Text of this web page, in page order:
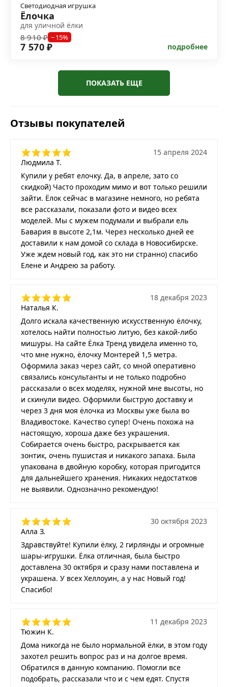
Светодиодная игрушка
Ёлочка
для уличной ёлки
8 910 ₽ −15%
7 570 ₽ подробнее
ПОКАЗАТЬ ЕЩЕ
Отзывы покупателей
Людмила Т.
15 апреля 2024
Купили у ребят елочку. Да, в апреле, зато со
скидкой) Часто проходим мимо и вот только решили
зайти. Ёлок сейчас в магазине немного, но ребята
все рассказали, показали фото и видео всех
моделей. Мы с мужем подумали и выбрали ель
Бавария в высоте 2,1м. Через несколько дней ее
доставили к нам домой со склада в Новосибирске.
Уже ждем новый год, как это ни странно) спасибо
Елене и Андрею за работу.
Наталья К.
18 декабря 2023
Долго искала качественную искусственную ёлочку,
хотелось найти полностью литую, без какой-либо
мишуры. На сайте Ёлка Тренд увидела именно то,
что мне нужно, ёлочку Монтерей 1,5 метра.
Оформила заказ через сайт, со мной оперативно
связались консультанты и не только подробно
рассказали о всех моделях, нужной мне высоты, но
и скинули видео. Оформили быструю доставку и
через 3 дня моя ёлочка из Москвы уже была во
Владивостоке. Качество супер! Очень похожа на
настоящую, хороша даже без украшения.
Собирается очень быстро, раскрывается как
зонтик, очень пушистая и никакого запаха. Была
упакована в двойную коробку, которая пригодится
для дальнейшего хранения. Никаких недостатков
не выявили. Однозначно рекомендую!
Алла З.
30 октября 2023
Здравствуйте! Купили ёлку, 2 гирлянды и огромные
шары-игрушки. Ёлка отличная, была быстро
доставлена 30 октября и сразу нами поставлена и
украшена. У всех Хеллоуин, а у нас Новый год!
Спасибо!
Тюжин К.
11 декабря 2023
Дома никогда не было нормальной ёлки, в этом году
захотел решить вопрос раз и на долгое время.
Обратился в данную компанию. Помогли все
подобрать, рассказали что и с чем едят. Спустя